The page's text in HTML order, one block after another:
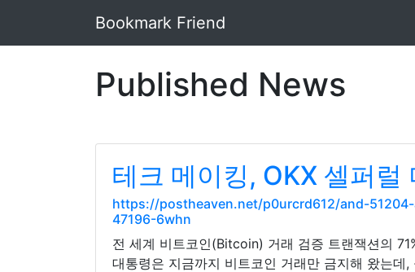
Bookmark Friend
Published News
테크 메이킹, OKX 셀퍼럴
https://postheaven.net/p0urcrd612/and-
47196-6whn
전 세계 비트코인(Bitcoin) 거래 검증 트랜잭션의
대통령은 지금까지 비트코인 거래만 금지해 왔는